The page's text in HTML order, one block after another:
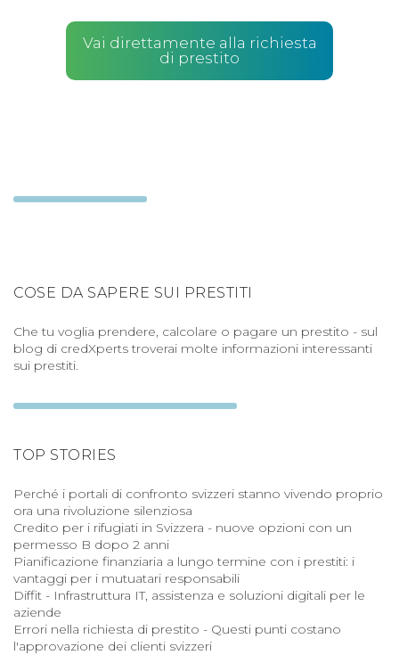
Vai direttamente alla richiesta
di prestito
COSE DA SAPERE SUI PRESTITI
Che tu voglia prendere, calcolare o pagare un prestito - sul
blog di credXperts troverai molte informazioni interessanti
sui prestiti.
TOP STORIES
Perché i portali di confronto svizzeri stanno vivendo proprio
ora una rivoluzione silenziosa
Credito per i rifugiati in Svizzera - nuove opzioni con un
permesso B dopo 2 anni
Pianificazione finanziaria a lungo termine con i prestiti: i
vantaggi per i mutuatari responsabili
Diffit - Infrastruttura IT, assistenza e soluzioni digitali per le
aziende
Errori nella richiesta di prestito - Questi punti costano
l'approvazione dei clienti svizzeri